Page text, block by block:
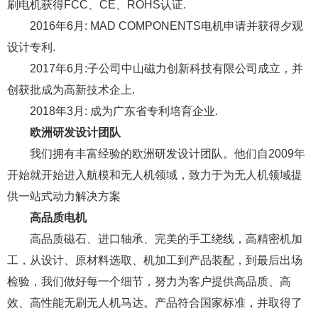
刷电机获得FCC、CE、ROHS认证.
2016年6月: MAD COMPONENTS电机申请并获得夕观
设计专利.
2017年6月:子公司中山磁力创新科技有限公司成立，并
创获批成为高新技术企上.
2018年3月: 成为广东省专利培育企业.
欧洲研发设计团队
我们拥有丰富经验的欧洲研发设计团队。他们自2009年
开始就开始进入航模和无人机领域，致力于为无人机领域提
供一站式动力解决方案
高品质电机
高品质磁石、进口轴承、完美的手工绕线，高精密机加
工，从设计、原材料选取、机加工到产品装配，到最后出场
检验，我们做好每一个细节，努力为客户提供高品质、高
效、高性能无刷无人机马达。产品符合国家标准，并取得了